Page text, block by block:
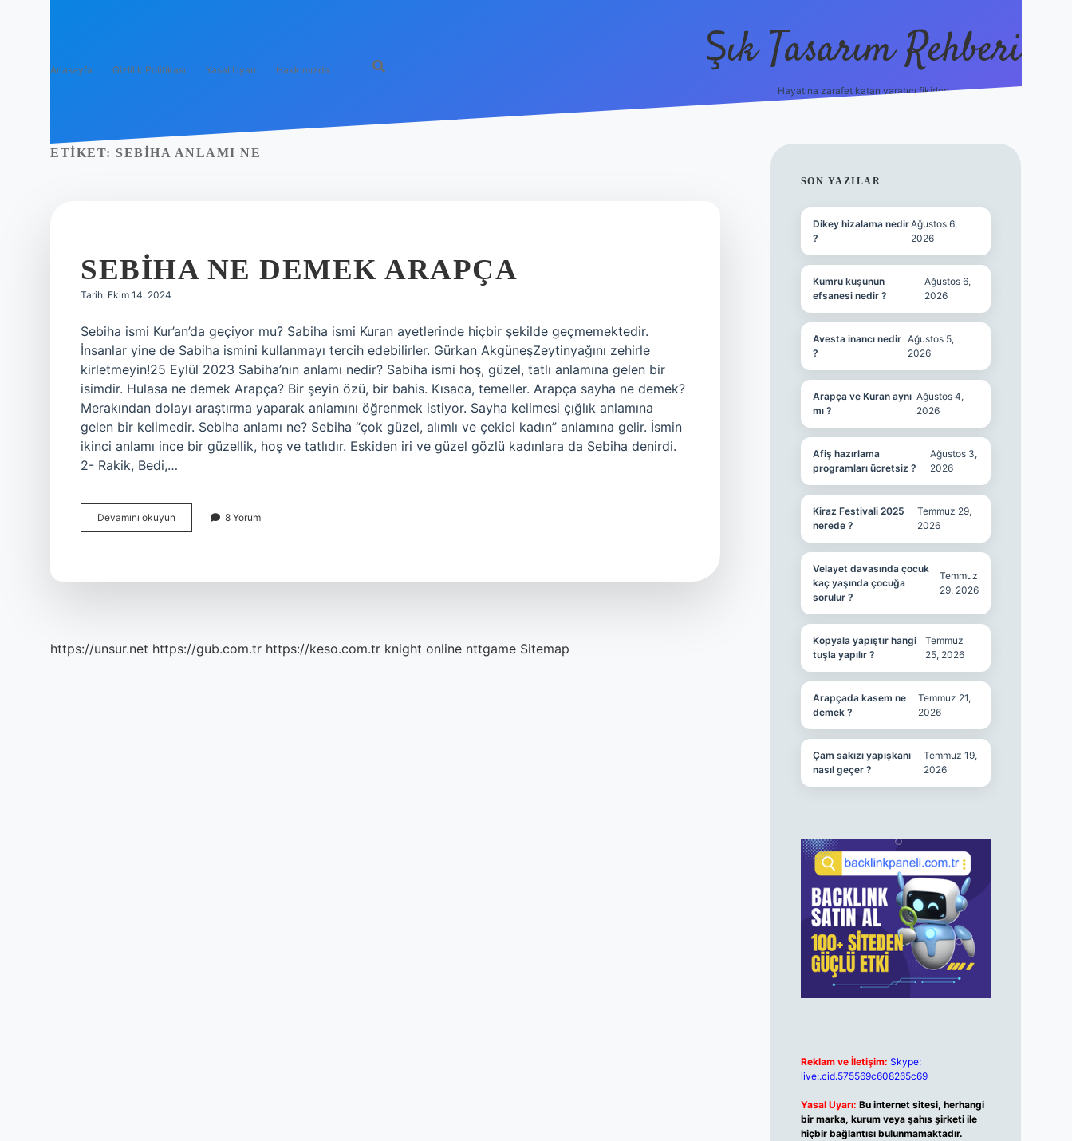
Anasayfa Gizlilik Politikası Yasal Uyarı Hakkımızda Şık Tasarım Rehberi
Hayatına zarafet katan yaratıcı fikirler!
ETIKET: SEBIHA ANLAMI NE
SEBIHA NE DEMEK ARAPÇA
Tarih: Ekim 14, 2024
Sebiha ismi Kur’an’da geçiyor mu? Sabiha ismi Kuran ayetlerinde hiçbir şekilde geçmemektedir.
İnsanlar yine de Sabiha ismini kullanmayı tercih edebilirler. Gürkan AkgüneşZeytinyağını zehirle
kirletmeyin!25 Eylül 2023 Sabiha’nın anlamı nedir? Sabiha ismi hoş, güzel, tatlı anlamına gelen bir
isimdir. Hulasa ne demek Arapça? Bir şeyin özü, bir bahis. Kısaca, temeller. Arapça sayha ne demek?
Merakından dolayı araştırma yaparak anlamını öğrenmek istiyor. Sayha kelimesi çığlık anlamına
gelen bir kelimedir. Sebiha anlamı ne? Sebiha “çok güzel, alımlı ve çekici kadın” anlamına gelir. İsmin
ikinci anlamı ince bir güzellik, hoş ve tatlıdır. Eskiden iri ve güzel gözlü kadınlara da Sebiha denirdi.
2- Rakik, Bedi,…
Devamını okuyun
Ne
8 Yorum
https://unsur.net https://gub.com.tr https://keso.com.tr knight online nttgame Sitemap
SIDEBAR
SON YAZILAR
Dikey hizalama nedir
?
Ağustos 6,
2026
Kumru kuşunun
efsanesi nedir ?
Ağustos 6,
2026
Avesta inancı nedir
?
Ağustos 5,
2026
Arapça ve Kuran aynı
mı ?
Ağustos 4,
2026
Afiş hazırlama
programları ücretsiz ?
Ağustos 3,
2026
Kiraz Festivali 2025
nerede ?
Temmuz 29,
2026
Velayet davasında çocuk
kaç yaşında çocuğa
sorulur ?
Temmuz
29, 2026
Kopyala yapıştır hangi
tuşla yapılır ?
Temmuz
25, 2026
Arapçada kasem ne
demek ?
Temmuz 21,
2026
Çam sakızı yapışkanı
nasıl geçer ?
Temmuz 19,
2026
Reklam ve İletişim: Skype:
live:.cid.575569c608265c69
Yasal Uyarı: Bu internet sitesi, herhangi
bir marka, kurum veya şahıs şirketi ile
hiçbir bağlantısı bulunmamaktadır.
vdcasino giriş